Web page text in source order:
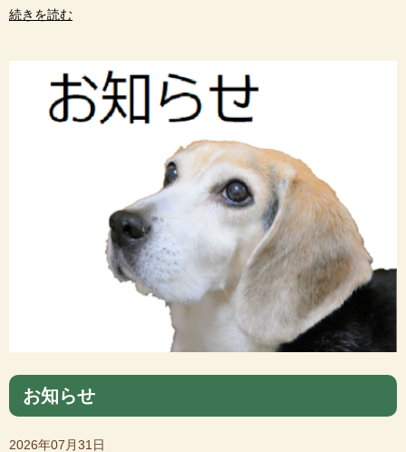
続きを読む
お知らせ
2026年07月31日